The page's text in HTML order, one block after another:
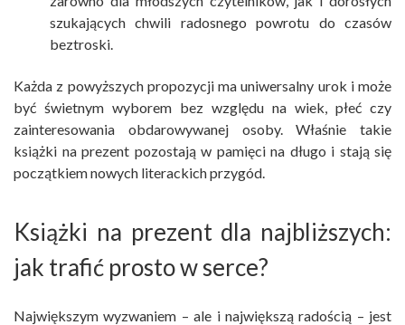
szukających chwili radosnego powrotu do czasów
beztroski.
Każda z powyższych propozycji ma uniwersalny urok i może
być świetnym wyborem bez względu na wiek, płeć czy
zainteresowania obdarowywanej osoby. Właśnie takie
książki na prezent pozostają w pamięci na długo i stają się
początkiem nowych literackich przygód.
Książki na prezent dla najbliższych:
jak trafić prosto w serce?
Największym wyzwaniem – ale i największą radością – jest